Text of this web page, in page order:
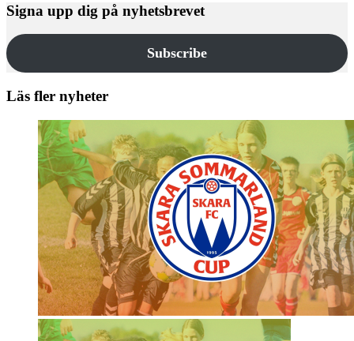
Signa upp dig på nyhetsbrevet
Subscribe
Läs fler nyheter